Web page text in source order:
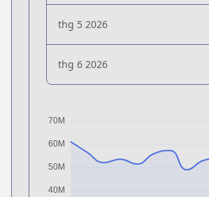
thg 5 2026
thg 6 2026